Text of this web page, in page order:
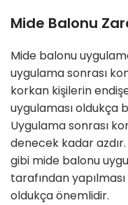
Mide Balonu
Mide balonu
uygulama sonrası
korkan kişilerin
uygulaması oldukça
Uygulama sonrası
denecek kadar
gibi mide balonu
tarafından
oldukça önemlidir.